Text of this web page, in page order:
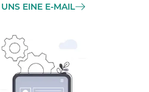
EINE E-MAIL